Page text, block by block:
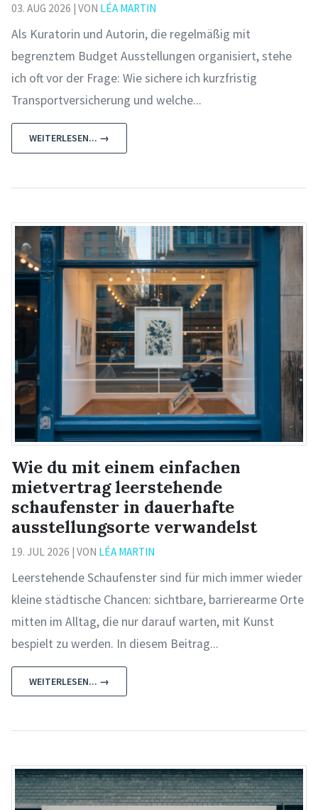
03. AUG 2026 | VON LÉA MARTIN
Als Kuratorin und Autorin, die regelmäßig mit
begrenztem Budget Ausstellungen organisiert, stehe
ich oft vor der Frage: Wie sichere ich kurzfristig
Transportversicherung und welche...
WEITERLESEN... →
Wie du mit einem einfachen
mietvertrag leerstehende
schaufenster in dauerhafte
ausstellungsorte verwandelst
19. JUL 2026 | VON LÉA MARTIN
Leerstehende Schaufenster sind für mich immer wieder
kleine städtische Chancen: sichtbare, barrierearme Orte
mitten im Alltag, die nur darauf warten, mit Kunst
bespielt zu werden. In diesem Beitrag...
WEITERLESEN... →